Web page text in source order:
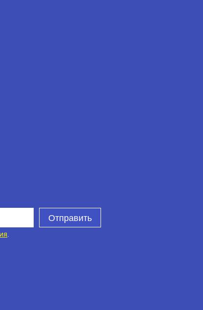
Отправить